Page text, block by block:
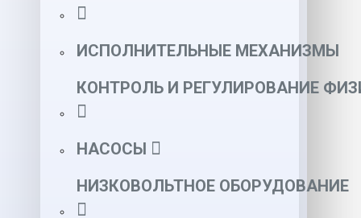
ИСПОЛНИТЕЛЬНЫЕ МЕХАНИЗМЫ
КОНТРОЛЬ И РЕГУЛИРОВАНИЕ
НАСОСЫ
НИЗКОВОЛЬТНОЕ ОБОРУДОВАНИЕ